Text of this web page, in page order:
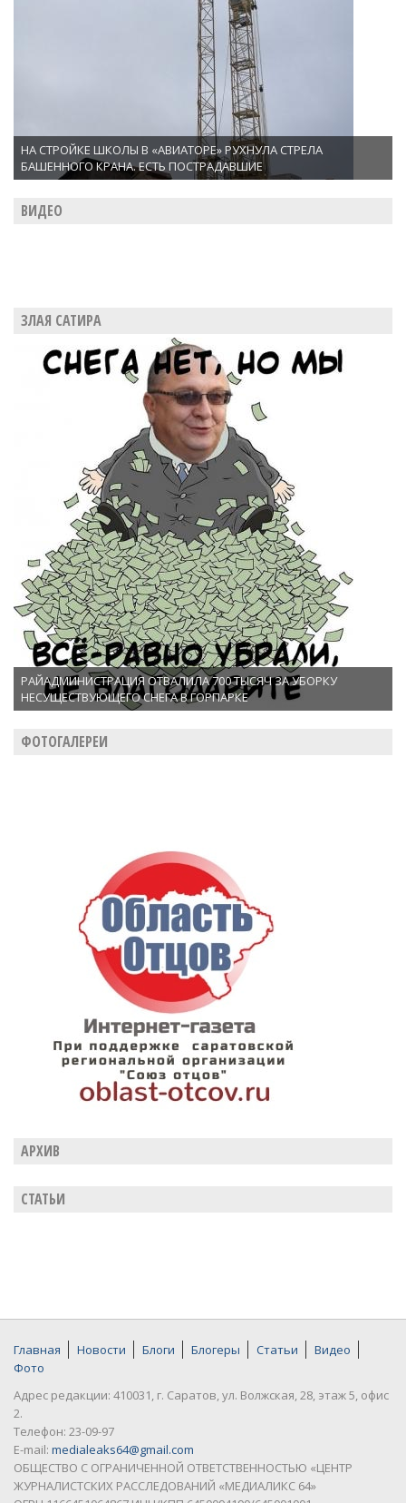
НА СТРОЙКЕ ШКОЛЫ В «АВИАТОРЕ» РУХНУЛА СТРЕЛА
БАШЕННОГО КРАНА. ЕСТЬ ПОСТРАДАВШИЕ
ВИДЕО
ЗЛАЯ САТИРА
РАЙАДМИНИСТРАЦИЯ ОТВАЛИЛА 700 ТЫСЯЧ ЗА УБОРКУ
НЕСУЩЕСТВУЮЩЕГО СНЕГА В ГОРПАРКЕ
ФОТОГАЛЕРЕИ
АРХИВ
СТАТЬИ
Главная Новости Блоги Блогеры Статьи
Видео
Фото
Адрес редакции: 410031, г. Саратов, ул. Волжская, 28, этаж 5, офис
2.
Телефон: 23-09-97
E-mail: medialeaks64@gmail.com
ОБЩЕСТВО С ОГРАНИЧЕННОЙ ОТВЕТСТВЕННОСТЬЮ «ЦЕНТР
ЖУРНАЛИСТСКИХ РАССЛЕДОВАНИЙ «МЕДИАЛИКС 64»